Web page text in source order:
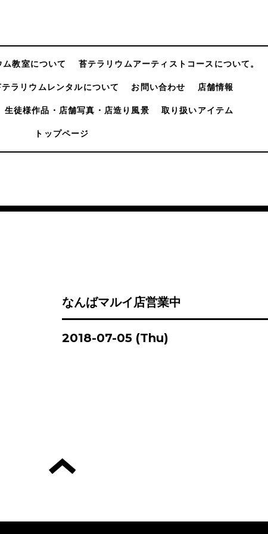
教室について 苔テラリウムアーティストコースについて。
ラリウムレンタルについて お問い合わせ 店舗情報
生徒様作品・店舗写真・店造り風景 取り扱いアイテム
トップページ
なんばマルイ店営業中
2018-07-05 (Thu)